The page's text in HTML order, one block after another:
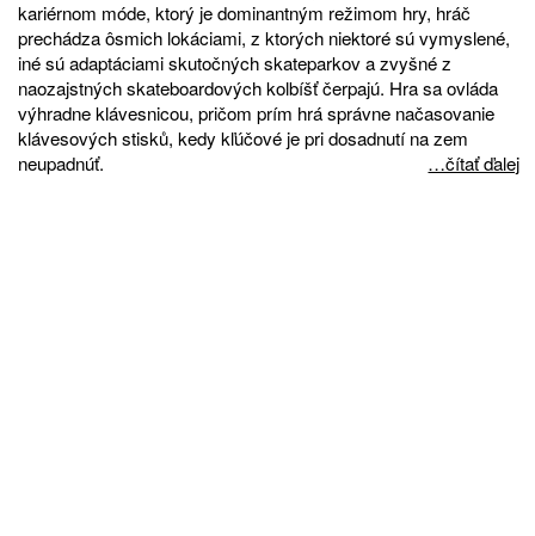
kariérnom móde, ktorý je dominantným režimom hry, hráč
prechádza ôsmich lokáciami, z ktorých niektoré sú vymyslené,
iné sú adaptáciami skutočných skateparkov a zvyšné z
naozajstných skateboardových kolbíšť čerpajú. Hra sa ovláda
výhradne klávesnicou, pričom prím hrá správne načasovanie
klávesových stisků, kedy kľúčové je pri dosadnutí na zem
neupadnúť.
…čítať ďalej